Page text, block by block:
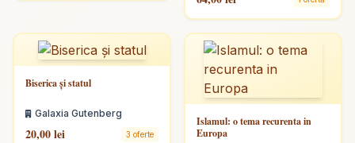
Biserica și statul
Galaxia Gutenberg
20,00 lei 3 oferte
Islamul: o tema recurenta in
Europa